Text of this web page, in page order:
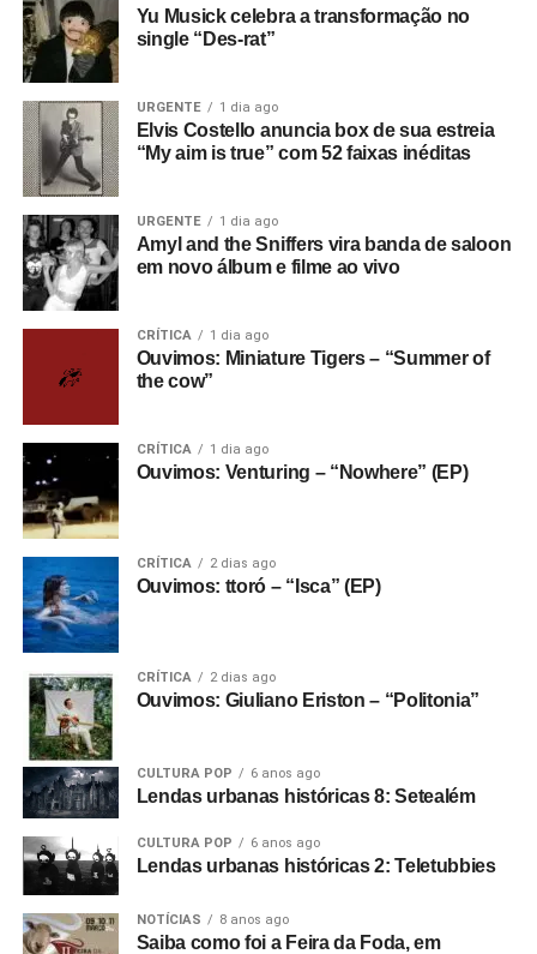
mail.
Yu Musick celebra a transformação no
single “Des-rat”
URGENTE 1 dia ago
Elvis Costello anuncia box de sua estreia
“My aim is true” com 52 faixas inéditas
URGENTE 1 dia ago
Amyl and the Sniffers vira banda de saloon
em novo álbum e filme ao vivo
CRÍTICA 1 dia ago
Ouvimos: Miniature Tigers – “Summer of
the cow”
CRÍTICA 1 dia ago
Ouvimos: Venturing – “Nowhere” (EP)
CRÍTICA 2 dias ago
Ouvimos: ttoró – “Isca” (EP)
CRÍTICA 2 dias ago
Ouvimos: Giuliano Eriston – “Politonia”
CULTURA POP 6 anos ago
Lendas urbanas históricas 8: Setealém
CULTURA POP 6 anos ago
Lendas urbanas históricas 2: Teletubbies
NOTÍCIAS 8 anos ago
Saiba como foi a Feira da Foda, em